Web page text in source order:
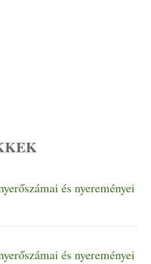
és nyereményei
és nyereményei